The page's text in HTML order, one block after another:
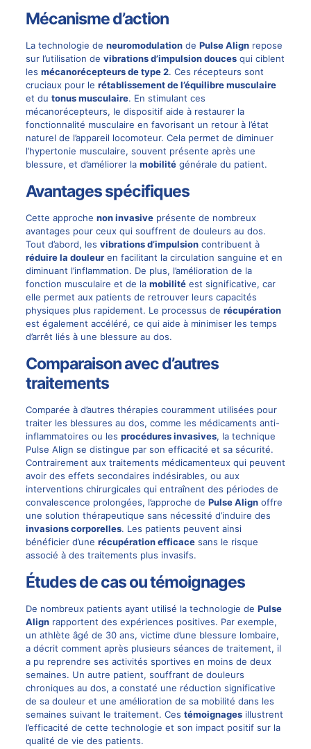
Mécanisme d’action
La technologie de neuromodulationde Pulse Alignrepose
sur l’utilisation de vibrations d’impulsion doucesqui ciblent
les mécanorécepteurs de type 2. Ces récepteurs sont
cruciaux pour le rétablissement de l’équilibre musculaire
et du tonus musculaire. En stimulant ces
mécanorécepteurs, le dispositif aide à restaurer la
fonctionnalité musculaire en favorisant un retour à l’état
naturel de l’appareil locomoteur. Cela permet de diminuer
l’hypertonie musculaire, souvent présente après une
blessure, et d’améliorer la mobilitégénérale du patient.
Avantages spécifiques
Cette approche non invasiveprésente de nombreux
avantages pour ceux qui souffrent de douleurs au dos.
Tout d’abord, les vibrations d’impulsioncontribuent à
réduire la douleuren facilitant la circulation sanguine et en
diminuant l’inflammation. De plus, l’amélioration de la
fonction musculaire et de la mobilitéest significative, car
elle permet aux patients de retrouver leurs capacités
physiques plus rapidement. Le processus de récupération
est également accéléré, ce qui aide à minimiser les temps
d’arrêt liés à une blessure au dos.
Comparaison avec d’autres
traitements
Comparée à d’autres thérapies couramment utilisées pour
traiter les blessures au dos, comme les médicaments anti-
inflammatoires ou les procédures invasives, la technique
Pulse Align se distingue par son efficacité et sa sécurité.
Contrairement aux traitements médicamenteux qui peuvent
avoir des effets secondaires indésirables, ou aux
interventions chirurgicales qui entraînent des périodes de
convalescence prolongées, l’approche de Pulse Alignoffre
une solution thérapeutique sans nécessité d’induire des
invasions corporelles. Les patients peuvent ainsi
bénéficier d’une récupération efficacesans le risque
associé à des traitements plus invasifs.
Études de cas ou témoignages
De nombreux patients ayant utilisé la technologie de Pulse
Alignrapportent des expériences positives. Par exemple,
un athlète âgé de 30 ans, victime d’une blessure lombaire,
a décrit comment après plusieurs séances de traitement, il
a pu reprendre ses activités sportives en moins de deux
semaines. Un autre patient, souffrant de douleurs
chroniques au dos, a constaté une réduction significative
de sa douleur et une amélioration de sa mobilité dans les
semaines suivant le traitement. Ces témoignagesillustrent
l’efficacité de cette technologie et son impact positif sur la
qualité de vie des patients.